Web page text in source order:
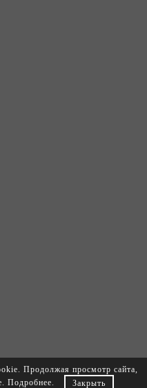
Продолжая просмотр сайта,
Подробнее. Закрыть